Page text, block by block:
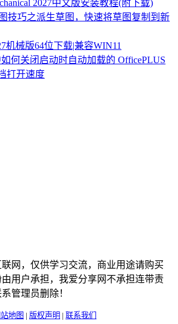
2027中文版安装教程(附下载)
技巧之派生草图，快速将草图复制到新
机械版64位下载|兼容WIN11
如何关闭启动时自动加载的 OfficePLUS
打开速度
网，仅供学习交流，商业用途请购买
用户承担，我爱分享网不承担连带责
管理员删除！
地图 | 版权声明 | 联系我们